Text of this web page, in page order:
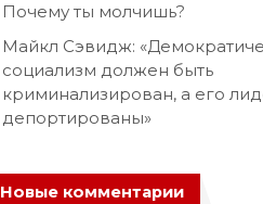
Почему ты молчишь?
Майкл Сэвидж:
социализм должен быть
криминализирован, а его
депортированы»
Новые комментарии